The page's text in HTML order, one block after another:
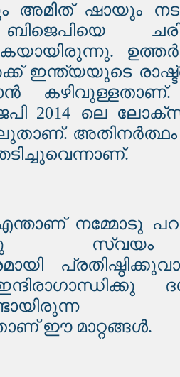
അമിത് ഷായും
ഇന്ത്യയുടെ
കഴിവുള്ളതാണ്.
2014 ലെ
അതിനർത്ഥം
നമ്മോടു
ഈ മാറ്റങ്ങൾ.